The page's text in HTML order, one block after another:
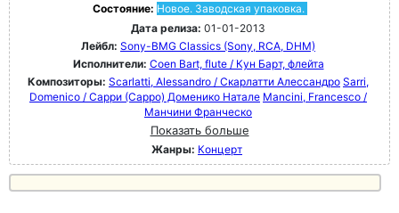
Состояние: Новое. Заводская упаковка.
Дата релиза: 01-01-2013
Лейбл: Sony-BMG Classics (Sony, RCA, DHM)
Исполнители: Coen Bart, flute / Кун Барт, флейта
Композиторы: Scarlatti, Alessandro / Скарлатти Алессандро Sarri,
Domenico / Сарри (Сарро) Доменико Натале Mancini, Francesco /
Манчини Франческо
Показать больше
Жанры: Концерт